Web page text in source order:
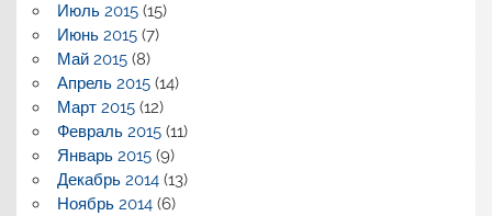
Июль 2015(15)
Июнь 2015(7)
Май 2015(8)
Апрель 2015(14)
Март 2015(12)
Февраль 2015(11)
Январь 2015(9)
Декабрь 2014(13)
Ноябрь 2014(6)